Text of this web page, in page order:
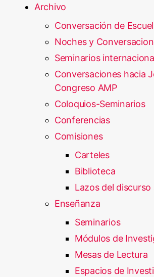
Archivo
Conversación de
Noches y
Seminarios
Conversaciones hacia
Congreso AMP
Coloquios-Seminarios
Conferencias
Comisiones
Carteles
Biblioteca
Lazos del
Enseñanza
Seminarios
Módulos de
Mesas de Lectura
Espacios de